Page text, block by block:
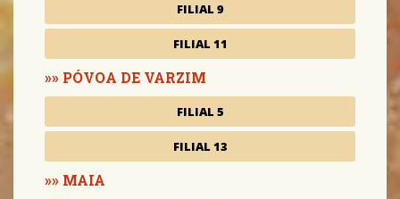
FILIAL 9
FILIAL 11
PÓVOA DE VARZIM
FILIAL 5
FILIAL 13
MAIA